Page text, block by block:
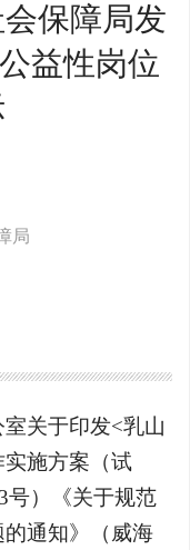
保障局发
益性岗位
局
关于印发<乳山
施方案（试
号）《关于规范
通知》（威海